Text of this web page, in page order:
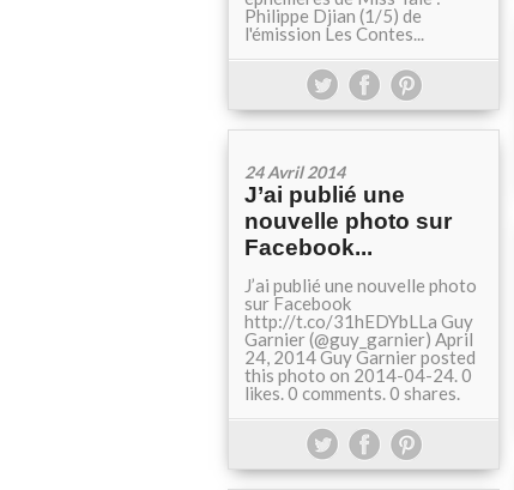
Philippe Djian (1/5) de
l'émission Les Contes...
24 Avril 2014
J’ai publié une
nouvelle photo sur
Facebook...
J’ai publié une nouvelle photo
sur Facebook
http://t.co/31hEDYbLLa Guy
Garnier (@guy_garnier) April
24, 2014 Guy Garnier posted
this photo on 2014-04-24. 0
likes. 0 comments. 0 shares.